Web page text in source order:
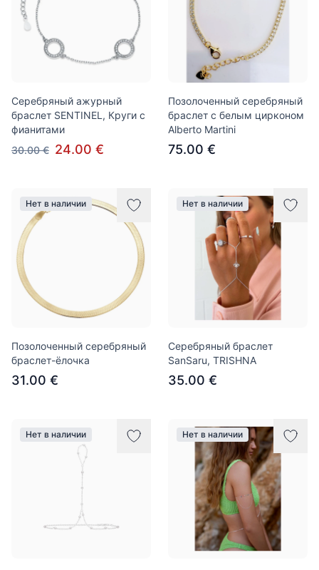
Серебряный ажурный
браслет SENTINEL, Круги с
фианитами
30.00 € 24.00 €
Позолоченный серебряный
браслет с белым цирконом
Alberto Martini
75.00 €
Нет в наличии
Позолоченный серебряный
браслет-ёлочка
31.00 €
Нет в наличии
Серебряный браслет
SanSaru, TRISHNA
35.00 €
Нет в наличии Нет в наличии